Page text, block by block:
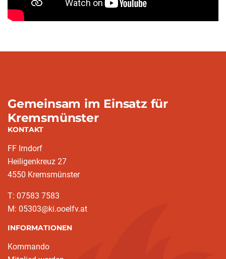
Gemeinsam im Einsatz für
Kremsmünster
KONTAKT
FF Irndorf
Heiligenkreuz 27
4550 Kremsmünster
T: 07583 7583
M: 05303@ki.ooelfv.at
INFORMATIONEN
Kommando